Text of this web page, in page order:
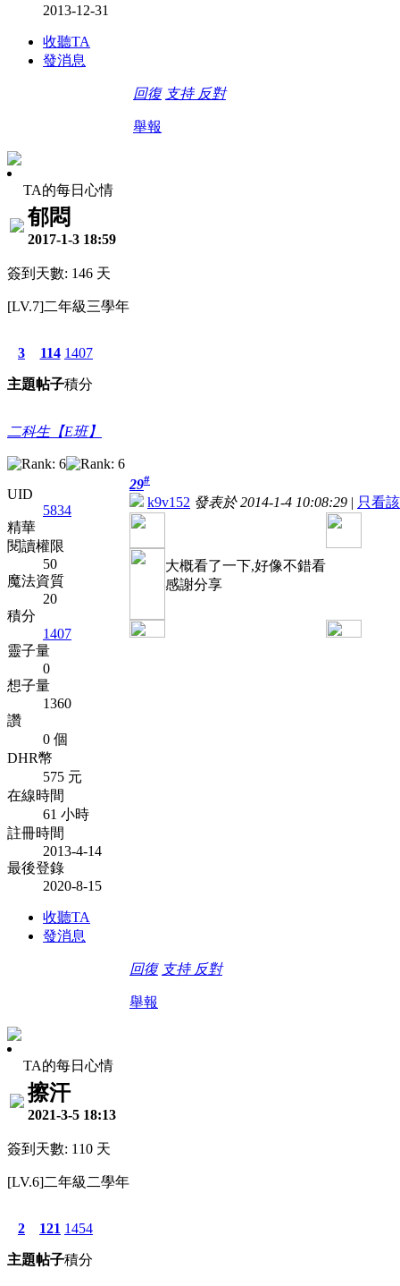
2013-12-31
收聽TA
發消息
回復 支持 反對
舉報
TA的每日心情
郁悶
2017-1-3 18:59
簽到天數: 146 天
[LV.7]二年級三學年
3
主題
114
帖子
1407
積分
二科生【E班】
UID
5834
精華
閱讀權限
50
魔法資質
20
積分
1407
靈子量
0
想子量
1360
讚
0 個
DHR幣
575 元
在線時間
61 小時
註冊時間
2013-4-14
最後登錄
2020-8-15
收聽TA
發消息
29#
k9v152 發表於 2014-1-4 10:08:29 | 只看
大概看了一下,好像不錯看
感謝分享
回復 支持 反對
舉報
TA的每日心情
擦汗
2021-3-5 18:13
簽到天數: 110 天
[LV.6]二年級二學年
2
主題
121
帖子
1454
積分